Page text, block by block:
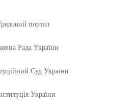
портал
Рада України
Суд України
України